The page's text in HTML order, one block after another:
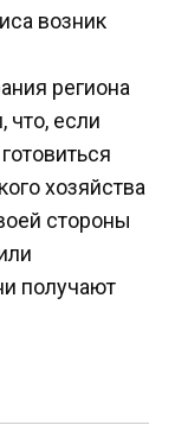
возник
региона
что, если
хозяйства
стороны
получают